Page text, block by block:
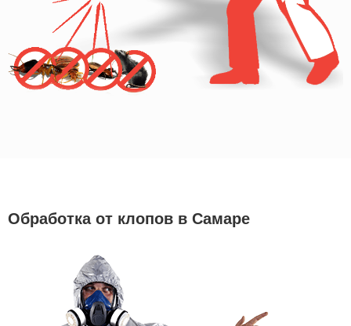
Обработка от клопов в Самаре